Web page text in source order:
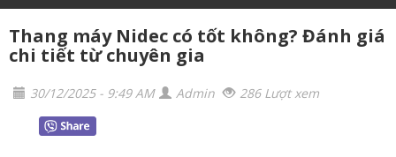
Thang máy Nidec có tốt không? Đánh giá
chi tiết từ chuyên gia
30/12/2025 - 9:49 AM Admin 286 Lượt xem